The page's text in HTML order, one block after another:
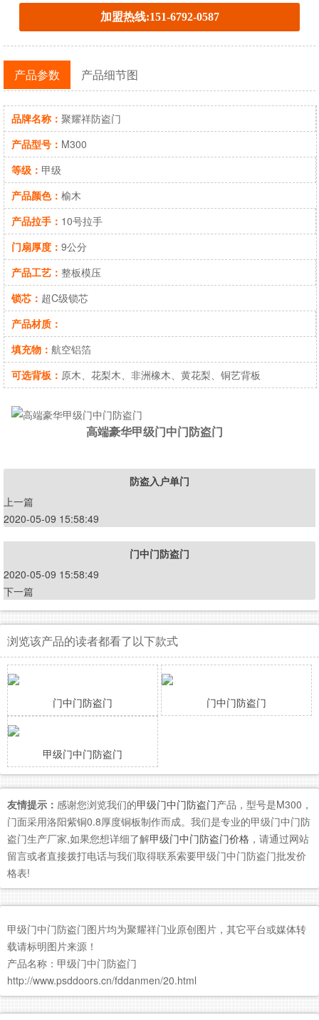
加盟热线:151-6792-0587
产品参数 产品细节图
品牌名称： 聚耀祥防盗门
产品型号： M300
等级： 甲级
产品颜色： 榆木
产品拉手： 10号拉手
门扇厚度： 9公分
产品工艺： 整板模压
锁芯： 超C级锁芯
产品材质：
填充物： 航空铝箔
可选背板： 原木、花梨木、非洲橡木、黄花梨、铜艺背板
高端豪华甲级门中门防盗门
防盗入户单门
上一篇
2020-05-09 15:58:49
门中门防盗门
2020-05-09 15:58:49
下一篇
浏览该产品的读者都看了以下款式
门中门防盗门 门中门防盗门
甲级门中门防盗门
友情提示： 感谢您浏览我们的甲级门中门防盗门产品，型号是M300，
门面采用洛阳紫铜0.8厚度铜板制作而成。我们是专业的甲级门中门防
盗门生产厂家,如果您想详细了解甲级门中门防盗门价格 ，请通过网站
留言或者直接拨打电话与我们取得联系索要甲级门中门防盗门批发价
格表!
甲级门中门防盗门图片均为聚耀祥门业原创图片，其它平台或媒体转
载请标明图片来源！
产品名称：甲级门中门防盗门
http://www.psddoors.cn/fddanmen/20.html